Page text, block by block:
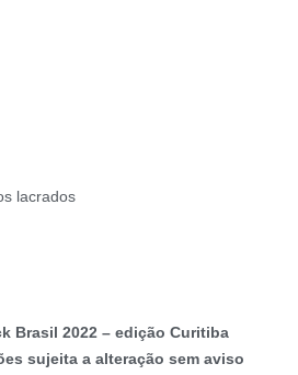
lacrados
Brasil 2022 – edição Curitiba
sujeita a alteração sem aviso